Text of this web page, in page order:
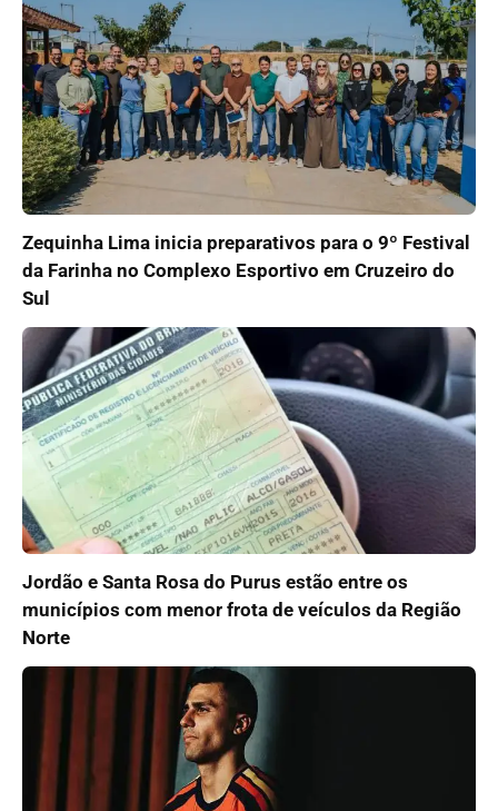
Zequinha Lima inicia preparativos para o 9º Festival
da Farinha no Complexo Esportivo em Cruzeiro do
Sul
Jordão e Santa Rosa do Purus estão entre os
municípios com menor frota de veículos da Região
Norte